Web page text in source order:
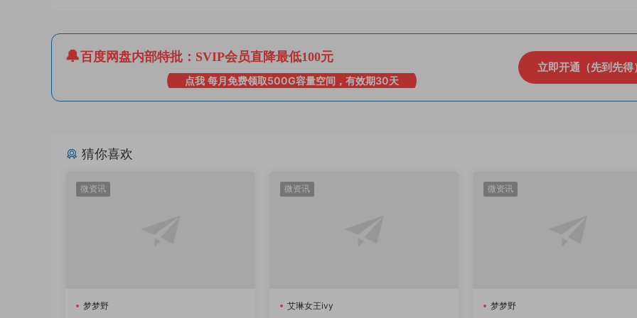
百度网盘内部特批：SVIP会员直降最低100元
点我 每月免费领取500G容量空间，有效期30天
立即开通（先到先得
猜你喜欢
微资讯
梦梦野
微资讯
艾琳女王ivy
微资讯
梦梦野